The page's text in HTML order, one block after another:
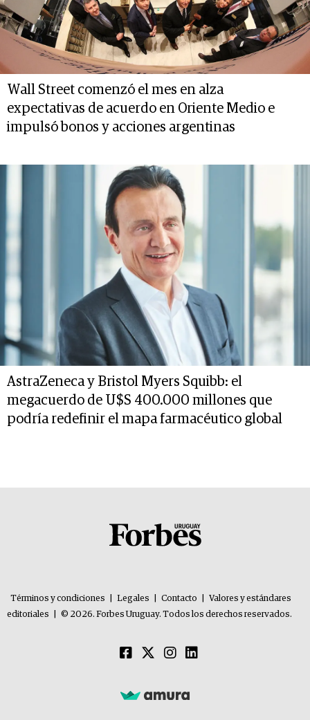
Wall Street comenzó el mes en alza
expectativas de acuerdo en Oriente Medio e
impulsó bonos y acciones argentinas
AstraZeneca y Bristol Myers Squibb: el
megacuerdo de U$S 400.000 millones que
podría redefinir el mapa farmacéutico global
Términos y condiciones Legales Contacto
Valores y estándares
editoriales
© 2026. Forbes Uruguay. Todos los derechos reservados.